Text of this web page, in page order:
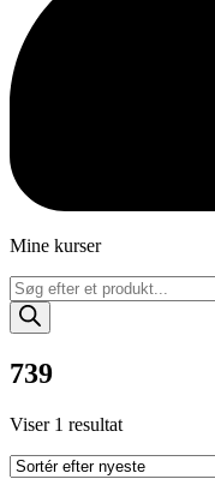
Mine kurser
Products
search
739
Viser 1 resultat